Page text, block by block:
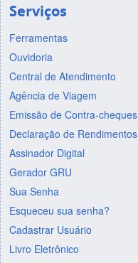
Serviços
Ferramentas
Ouvidoria
Central de Atendimento
Agência de Viagem
Emissão de Contra-cheques
Declaração de Rendimentos
Assinador Digital
Gerador GRU
Sua Senha
Esqueceu sua senha?
Cadastrar Usuário
Livro Eletrônico